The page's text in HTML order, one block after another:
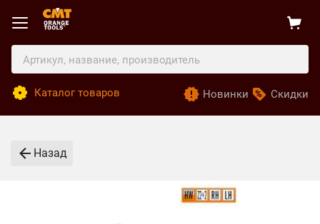
Каталог товаров Новинки Скидки
Назад